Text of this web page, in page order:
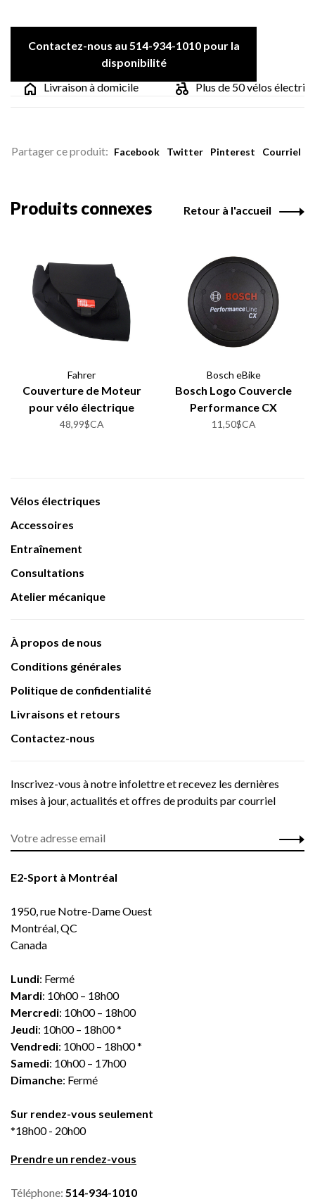
Contactez-nous au 514-934-1010 pour la
disponibilité
Livraison à domicile
Plus de 50 vélos
Partager ce produit: Facebook Twitter Pinterest Courriel
Produits connexes Retour à l'accueil
Fahrer
Couverture de Moteur
pour vélo électrique
48,99$CA
Bosch eBike
Bosch Logo Couvercle
Performance CX
11,50$CA
Vélos électriques
Accessoires
Entraînement
Consultations
Atelier mécanique
À propos de nous
Conditions générales
Politique de confidentialité
Livraisons et retours
Contactez-nous
Inscrivez-vous à notre infolettre et recevez les dernières
mises à jour, actualités et offres de produits par courriel
E2-Sport à Montréal
1950, rue Notre-Dame Ouest
Montréal, QC
Canada
Lundi: Fermé
Mardi: 10h00 – 18h00
Mercredi: 10h00 – 18h00
Jeudi: 10h00 – 18h00 *
Vendredi: 10h00 – 18h00 *
Samedi: 10h00 – 17h00
Dimanche: Fermé
Sur rendez-vous seulement
*18h00 - 20h00
Prendre un rendez-vous
Téléphone: 514-934-1010